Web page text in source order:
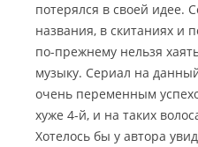
потерялся в своей идее.
названия, в скитаниях и
по-прежнему нельзя
музыку. Сериал на
очень переменным
хуже 4-й, и на таких
Хотелось бы у автора